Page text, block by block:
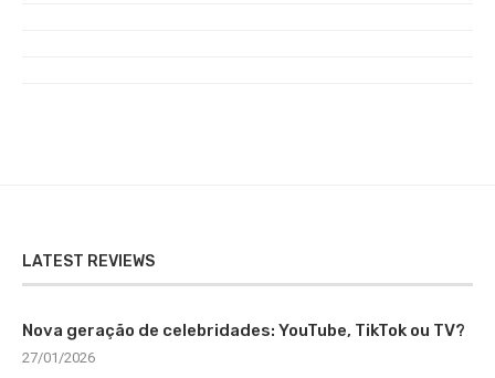
LATEST REVIEWS
Nova geração de celebridades: YouTube, TikTok ou TV?
27/01/2026